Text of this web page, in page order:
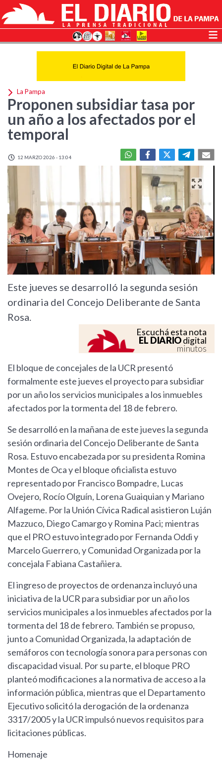
La Pampa
Proponen subsidiar tasa por
un año a los afectados por el
temporal
12 MARZO 2026 - 13:04
Este jueves se desarrolló la segunda sesión
ordinaria del Concejo Deliberante de Santa
Rosa.
Escuchá esta nota
EL DIARIOdigital
minutos
El bloque de concejales de la UCR presentó
formalmente este jueves el proyecto para subsidiar
por un año los servicios municipales a los inmuebles
afectados por la tormenta del 18 de febrero.
Se desarrolló en la mañana de este jueves la segunda
sesión ordinaria del Concejo Deliberante de Santa
Rosa. Estuvo encabezada por su presidenta Romina
Montes de Oca y el bloque oficialista estuvo
representado por Francisco Bompadre, Lucas
Ovejero, Rocío Olguín, Lorena Guaiquian y Mariano
Alfageme. Por la Unión Cívica Radical asistieron Luján
Mazzuco, Diego Camargo y Romina Paci; mientras
que el PRO estuvo integrado por Fernanda Oddi y
Marcelo Guerrero, y Comunidad Organizada por la
concejala Fabiana Castañiera.
El ingreso de proyectos de ordenanza incluyó una
iniciativa de la UCR para subsidiar por un año los
servicios municipales a los inmuebles afectados por la
tormenta del 18 de febrero. También se propuso,
junto a Comunidad Organizada, la adaptación de
semáforos con tecnología sonora para personas con
discapacidad visual. Por su parte, el bloque PRO
planteó modificaciones a la normativa de acceso a la
información pública, mientras que el Departamento
Ejecutivo solicitó la derogación de la ordenanza
3317/2005 y la UCR impulsó nuevos requisitos para
licitaciones públicas.
Homenaje